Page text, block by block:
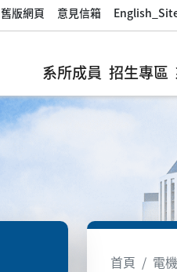
舊版網頁 意見信箱
系所成員 招生專區
首頁 電